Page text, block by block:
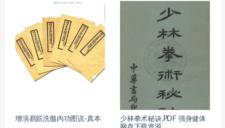
增演易筋洗髓內功图说-真本
少林拳术秘诀.PDF 强身健体